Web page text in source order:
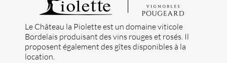
Le Château la Piolette est un domaine viticole
Bordelais produisant des vins rouges et rosés. Il
proposent également des gîtes disponibles à la
location.